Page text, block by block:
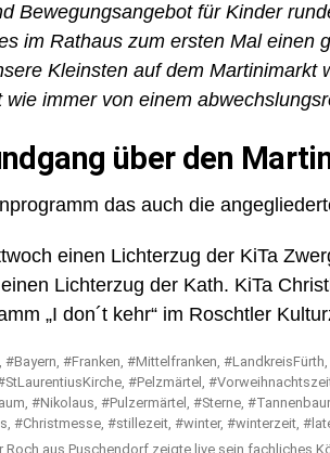
Bewegungsangebot für Kinder
im Rathaus zum ersten Mal einen
Kleinsten auf dem Martinimarkt
wie immer von einem
über den
das auch die
einen Lichterzug der KiTa
Lichterzug der Kath. KiTa
„I don´t kehr“ im Roschtler
Roch aus Puschendorf zeigte live sein fachliches